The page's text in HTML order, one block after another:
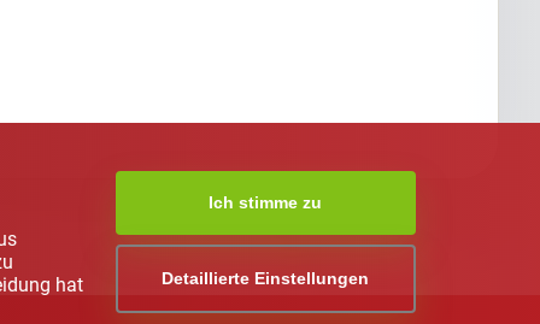
hat
Ich stimme zu
Detaillierte Einstellungen